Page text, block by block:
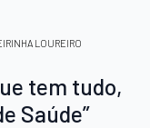
LOUREIRO
tem tudo,
Saúde”